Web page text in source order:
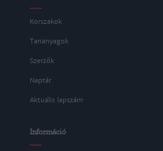
Korszakok
Tananyagok
Szerzők
Naptár
Aktuális lapszám
Információ